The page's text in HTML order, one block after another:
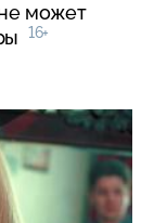
может
16+